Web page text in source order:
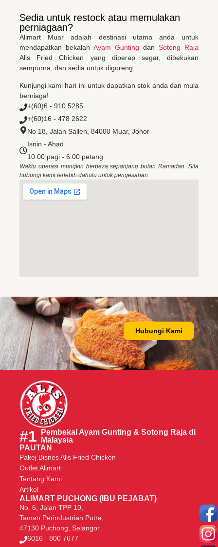
Sedia untuk restock atau memulakan
perniagaan?
Alimart Muar adalah destinasi utama anda untuk
mendapatkan bekalan Ayam Gunting dan Sotong Raja
Alis Fried Chicken yang diperap segar, dibekukan
sempurna, dan sedia untuk digoreng.
Kunjungi kami hari ini untuk dapatkan stok anda dan mula
berniaga!
+(60)6 - 910 5285
+(60)16 - 478 2622
No 18, Jalan Salleh, 84000 Muar, Johor
Isnin - Ahad
10.00 pagi - 6.00 petang
Waktu operasi mungkin berbeza sepanjang bulan Ramadan. Sila
hubungi kami terlebih dahulu untuk pengesahan.
Hubungi Kami
#1
Pembekal Ayam Gunting & Sotong Raja di
Malaysia
PAUTAN
Pakej Bisnes Alis Fried Chicken
Outlet Alimart
Tentang Kami
Artikel
ALIMART PUCHONG (IBU PEJABAT)
No. 6, Jalan TPP 10,
Taman Perindustrian Putra,
47130 Puchong, Selangor.
6016 - 800 7677